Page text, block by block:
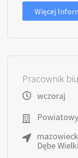
Więcej
Pracownik
wczoraj
Dębe